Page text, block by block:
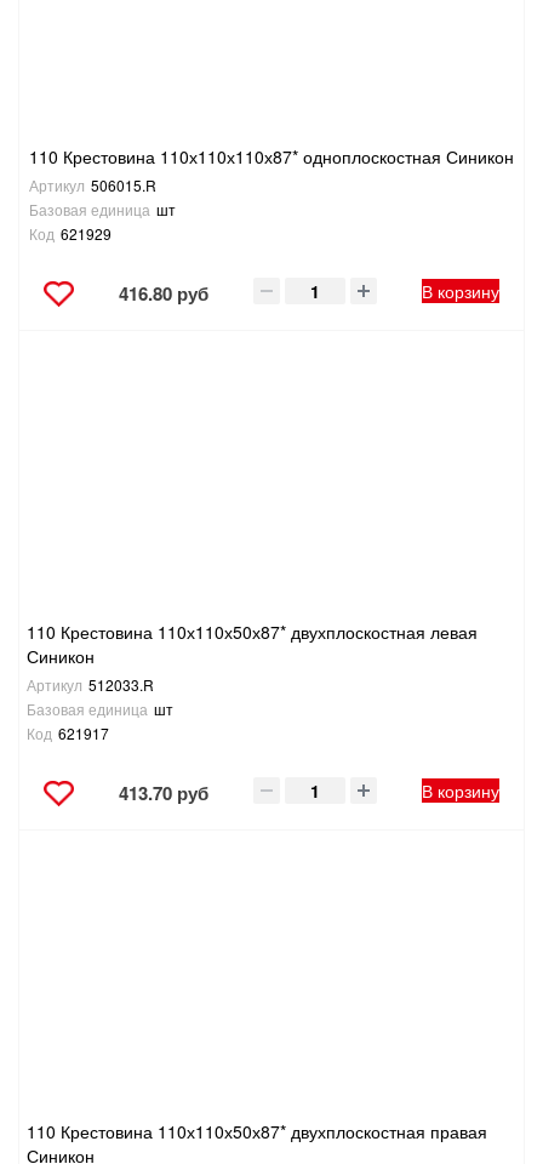
110 Крестовина 110х110х110х87* одноплоскостная Синикон
Артикул 506015.R
Базовая единица шт
Код 621929
416.80 руб В корзину
110 Крестовина 110х110х50х87* двухплоскостная левая
Синикон
Артикул 512033.R
Базовая единица шт
Код 621917
413.70 руб В корзину
110 Крестовина 110х110х50х87* двухплоскостная правая
Синикон